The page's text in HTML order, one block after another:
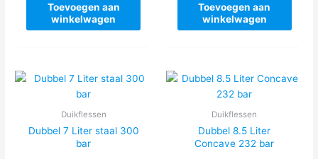
Toevoegen aan
winkelwagen
Toevoegen aan
winkelwagen
Duikflessen
Dubbel 7 Liter staal 300
bar
Duikflessen
Dubbel 8.5 Liter
Concave 232 bar